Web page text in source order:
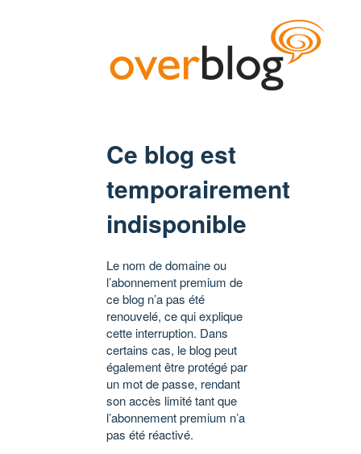
Ce blog est
temporairement
indisponible
Le nom de domaine ou
l’abonnement premium de
ce blog n’a pas été
renouvelé, ce qui explique
cette interruption. Dans
certains cas, le blog peut
également être protégé par
un mot de passe, rendant
son accès limité tant que
l’abonnement premium n’a
pas été réactivé.